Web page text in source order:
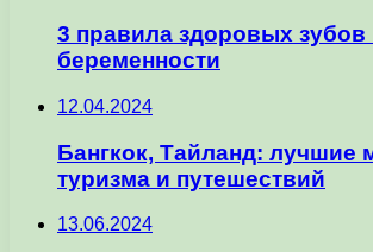
3 правила здоровых
беременности
12.04.2024
Бангкок, Тайланд: лучшие
туризма и путешествий
13.06.2024